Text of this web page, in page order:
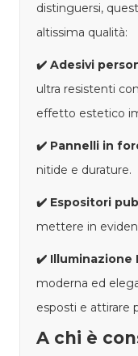
distinguersi,
altissima qualità:
✔️ Adesivi
ultra resistenti
effetto estetico
✔️ Pannelli in
nitide e durature.
✔️ Espositori
mettere in
✔️ Illuminazione
moderna ed
esposti e attirare
A chi è